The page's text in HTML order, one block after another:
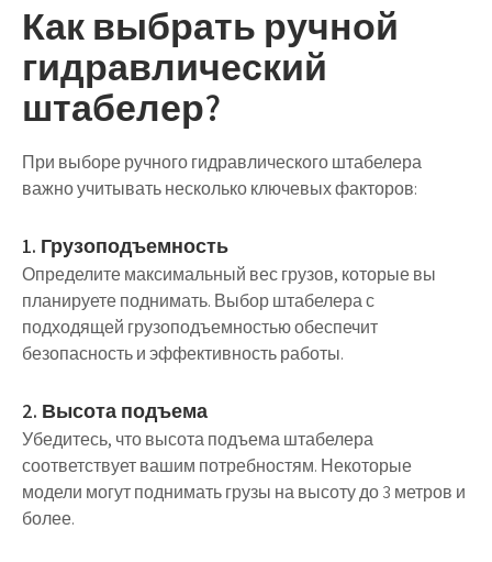
Как выбрать ручной
гидравлический
штабелер?
При выборе ручного гидравлического штабелера
важно учитывать несколько ключевых факторов:
1. Грузоподъемность
Определите максимальный вес грузов, которые вы
планируете поднимать. Выбор штабелера с
подходящей грузоподъемностью обеспечит
безопасность и эффективность работы.
2. Высота подъема
Убедитесь, что высота подъема штабелера
соответствует вашим потребностям. Некоторые
модели могут поднимать грузы на высоту до 3 метров и
более.